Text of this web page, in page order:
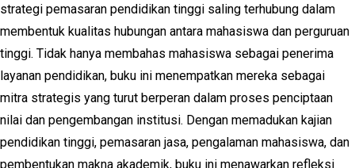
strategi pemasaran pendidikan tinggi saling terhubung dalam
membentuk kualitas hubungan antara mahasiswa dan perguruan
tinggi. Tidak hanya membahas mahasiswa sebagai penerima
layanan pendidikan, buku ini menempatkan mereka sebagai
mitra strategis yang turut berperan dalam proses penciptaan
nilai dan pengembangan institusi. Dengan memadukan kajian
pendidikan tinggi, pemasaran jasa, pengalaman mahasiswa, dan
pembentukan makna akademik, buku ini menawarkan refleksi